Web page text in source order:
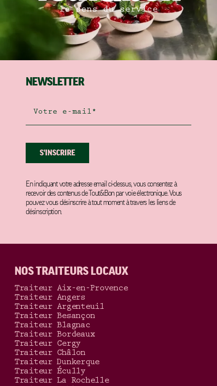
NEWSLETTER
S'INSCRIRE
En indiquant votre adresse email ci-dessus, vous consentez à
recevoir des contenus de Tout&Bon par voie électronique. Vous
pouvez vous désinscrire à tout moment à travers les liens de
désinscription.
NOS TRAITEURS LOCAUX
Traiteur Aix-en-Provence
Traiteur Angers
Traiteur Argenteuil
Traiteur Besançon
Traiteur Blagnac
Traiteur Bordeaux
Traiteur Cergy
Traiteur Châlon
Traiteur Dunkerque
Traiteur Écully
Traiteur La Rochelle